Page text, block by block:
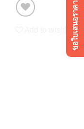
Add to wishlistขอใบเสนอราคา